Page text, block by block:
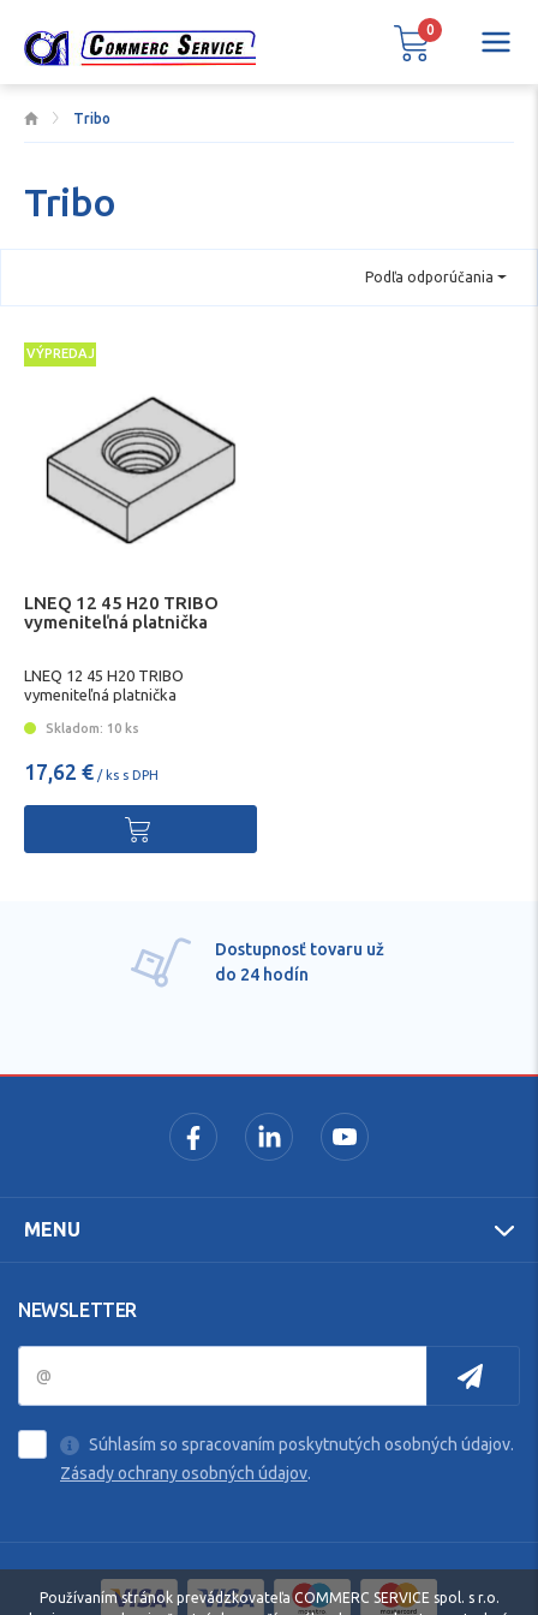
Tribo
Tribo
Podľa odporúčania
VÝPREDAJ
LNEQ 12 45 H20 TRIBO
vymeniteľná platnička
LNEQ 12 45 H20 TRIBO
vymeniteľná platnička
Skladom: 10 ks
17,62 € / ks s DPH
Dostupnosť tovaru už
do 24 hodín
MENU
NEWSLETTER
Súhlasím so spracovaním poskytnutých osobných údajov.
Zásady ochrany osobných údajov.
0
Používaním stránok prevádzkovateľa COMMERC SERVICE spol. s r.o.